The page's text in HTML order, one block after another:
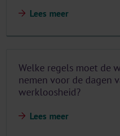
Lees meer
Welke regels moet de
nemen voor de dagen
werkloosheid?
Lees meer